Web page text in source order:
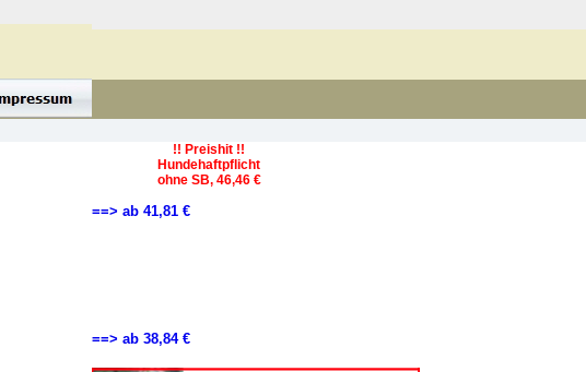
==> ab 41,81 €
==> ab 38,84 €
!! Preishit !!
Hundehaftpflicht
ohne SB, 46,46 €